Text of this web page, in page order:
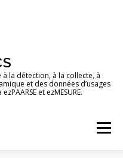
à la détection, à la collecte, à
et des données d’usages
et ezMESURE.
Menu